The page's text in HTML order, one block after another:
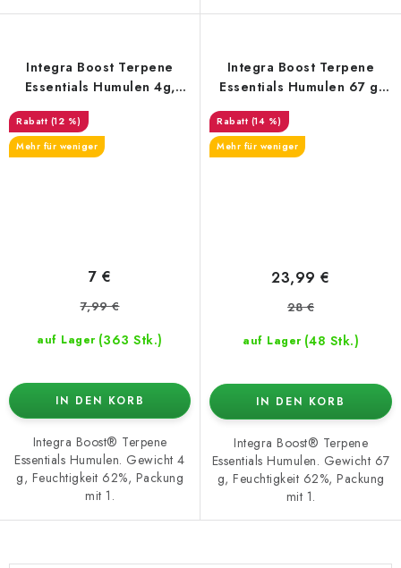
Integra Boost Terpene
Essentials Humulen 4g,
(12 %)
Mehr für weniger
auf Lager (363 Stk.)
7 €
7,99 €
IN DEN KORB
Integra Boost® Terpene
Essentials Humulen. Gewicht 4
g, Feuchtigkeit 62%, Packung
mit 1.
Integra Boost Terpene
Essentials Humulen 67 g,
(14 %)
Mehr für weniger
auf Lager (48 Stk.)
23,99 €
28 €
IN DEN KORB
Integra Boost® Terpene
Essentials Humulen. Gewicht 67
g, Feuchtigkeit 62%, Packung
mit 1.